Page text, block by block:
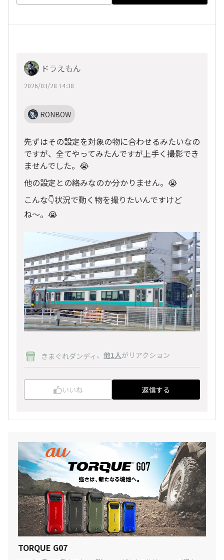
ドラえもん
2026/03/28 14:38
RONBOW
先ずはその設定を対象の物に合わせるみたいなの
ですが、全てやってみたんですが上手く撮影でき
ませんでした。😭
他の設定との絡みなのか分かりません。😭
こんな👇状況で動く物を撮りたいんですけど
ね〜。😭
きまぐれダンディ 、 他1人がリアクション
いいね 返信する
TORQUE G07